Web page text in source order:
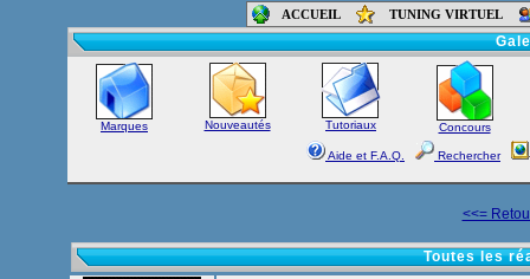
ACCUEIL TUNING VIRTUEL
Accueil-
Marques Nouveautés Tutoriaux Concours
Aide et F.A.Q. Rechercher
<<=
Toutes les